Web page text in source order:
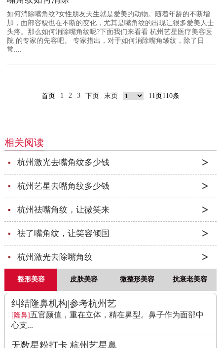
如何消除嘴角纹?女性朋友天生就是爱美的动物。随着年龄的不断增
加，面部容貌也在不断的变化，尤其是嘴角纹的出现让很多爱美人士
头疼。那么如何消除嘴角纹呢?下面我们来看看 杭州艺星医疗美容医
院 的专家的先容吧。 专家指出，对于如何消除嘴角皱纹，除了日
常....
首页 1 2 3 下页 末页 11页110条
相关阅读
杭州激光去嘴角纹多少钱
杭州艺星去嘴角纹多少钱
杭州祛嘴角纹，让微笑来
祛了嘴角纹，让笑容倾国
杭州激光去除嘴角纹
整形美容 皮肤美容 微整形美容 抗衰老美容
纠结隆鼻机构|参考杭州艺
[隆鼻]五官颜值，重在立体，精在鼻型。鼻子作为面部中
心支...
无数星粉打卡 杭州艺星鼻